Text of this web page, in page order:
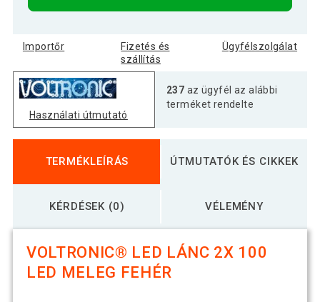
Importőr
Fizetés és
szállítás
Ügyfélszolgálat
Használati útmutató
237 az ügyfél az alábbi
terméket rendelte
TERMÉKLEÍRÁS ÚTMUTATÓK ÉS CIKKEK
KÉRDÉSEK (0) VÉLEMÉNY
VOLTRONIC® LED LÁNC 2X 100
LED MELEG FEHÉR